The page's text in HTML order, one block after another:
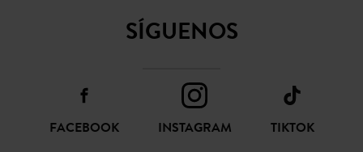
SÍGUENOS
FACEBOOK INSTAGRAM TIKTOK